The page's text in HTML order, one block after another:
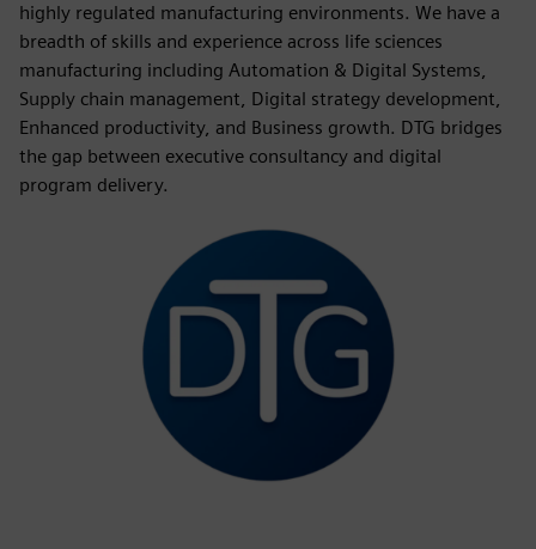
highly regulated manufacturing environments. We have a
breadth of skills and experience across life sciences
manufacturing including Automation & Digital Systems,
Supply chain management, Digital strategy development,
Enhanced productivity, and Business growth. DTG bridges
the gap between executive consultancy and digital
program delivery.